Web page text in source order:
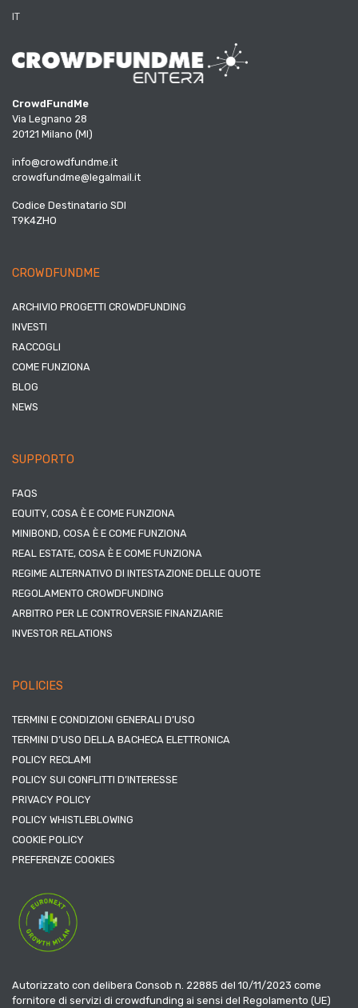
IT
CrowdFundMe
Via Legnano 28
20121 Milano (MI)
info@crowdfundme.it
crowdfundme@legalmail.it
Codice Destinatario SDI
T9K4ZHO
CROWDFUNDME
ARCHIVIO PROGETTI CROWDFUNDING
INVESTI
RACCOGLI
COME FUNZIONA
BLOG
NEWS
SUPPORTO
FAQS
EQUITY, COSA È E COME FUNZIONA
MINIBOND, COSA È E COME FUNZIONA
REAL ESTATE, COSA È E COME FUNZIONA
REGIME ALTERNATIVO DI INTESTAZIONE DELLE QUOTE
REGOLAMENTO CROWDFUNDING
ARBITRO PER LE CONTROVERSIE FINANZIARIE
INVESTOR RELATIONS
POLICIES
TERMINI E CONDIZIONI GENERALI D’USO
TERMINI D’USO DELLA BACHECA ELETTRONICA
POLICY RECLAMI
POLICY SUI CONFLITTI D’INTERESSE
PRIVACY POLICY
POLICY WHISTLEBLOWING
COOKIE POLICY
PREFERENZE COOKIES
Autorizzato con delibera Consob n. 22885 del 10/11/2023 come
fornitore di servizi di crowdfunding ai sensi del Regolamento (UE)